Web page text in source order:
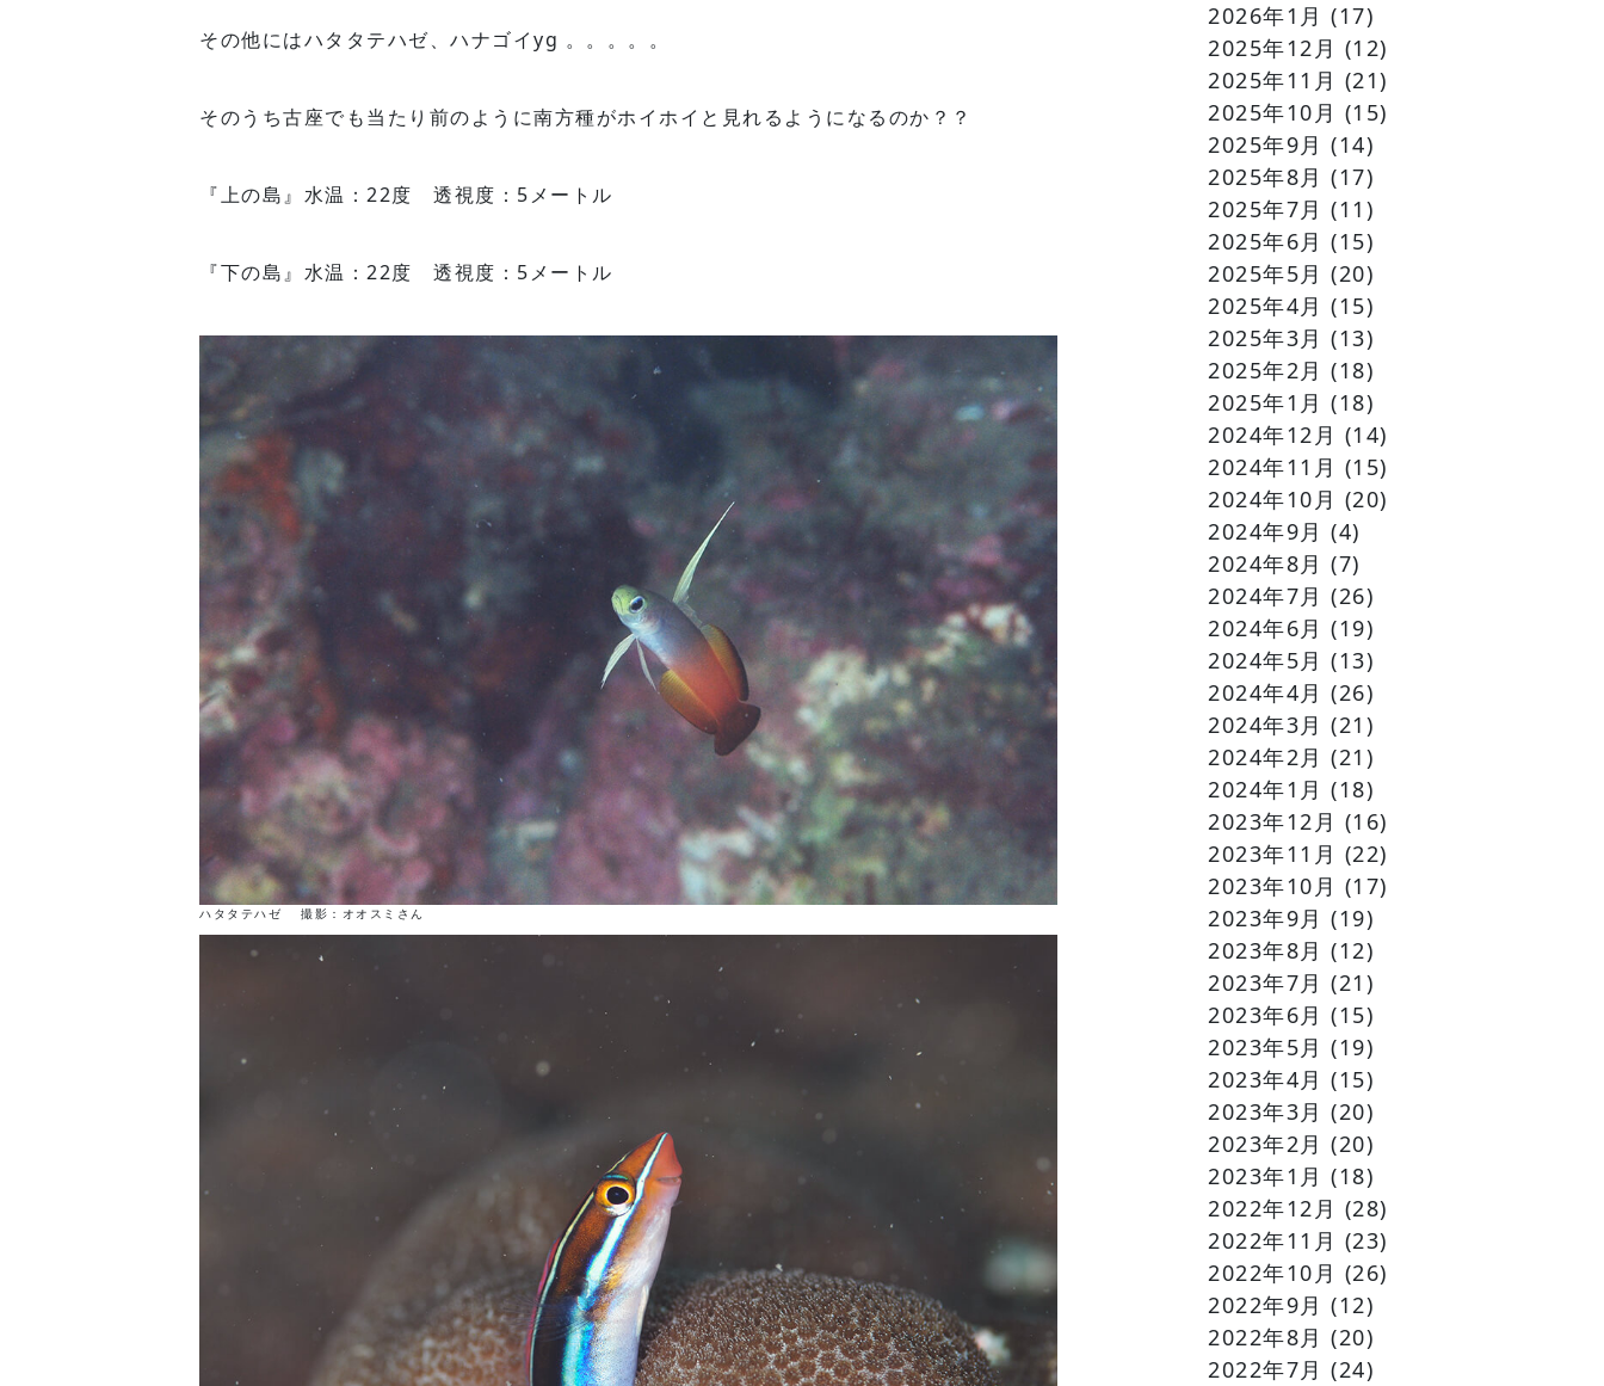
その他にはハタタテハゼ、ハナゴイyg 。。。。。
そのうち古座でも当たり前のように南方種がホイホイと見れるようになるのか？？
『上の島』水温：22度 透視度：5メートル
『下の島』水温：22度 透視度：5メートル
ハタタテハゼ 撮影：オオスミさん
2026年1月 (17)
2025年12月 (12)
2025年11月 (21)
2025年10月 (15)
2025年9月 (14)
2025年8月 (17)
2025年7月 (11)
2025年6月 (15)
2025年5月 (20)
2025年4月 (15)
2025年3月 (13)
2025年2月 (18)
2025年1月 (18)
2024年12月 (14)
2024年11月 (15)
2024年10月 (20)
2024年9月 (4)
2024年8月 (7)
2024年7月 (26)
2024年6月 (19)
2024年5月 (13)
2024年4月 (26)
2024年3月 (21)
2024年2月 (21)
2024年1月 (18)
2023年12月 (16)
2023年11月 (22)
2023年10月 (17)
2023年9月 (19)
2023年8月 (12)
2023年7月 (21)
2023年6月 (15)
2023年5月 (19)
2023年4月 (15)
2023年3月 (20)
2023年2月 (20)
2023年1月 (18)
2022年12月 (28)
2022年11月 (23)
2022年10月 (26)
2022年9月 (12)
2022年8月 (20)
2022年7月 (24)